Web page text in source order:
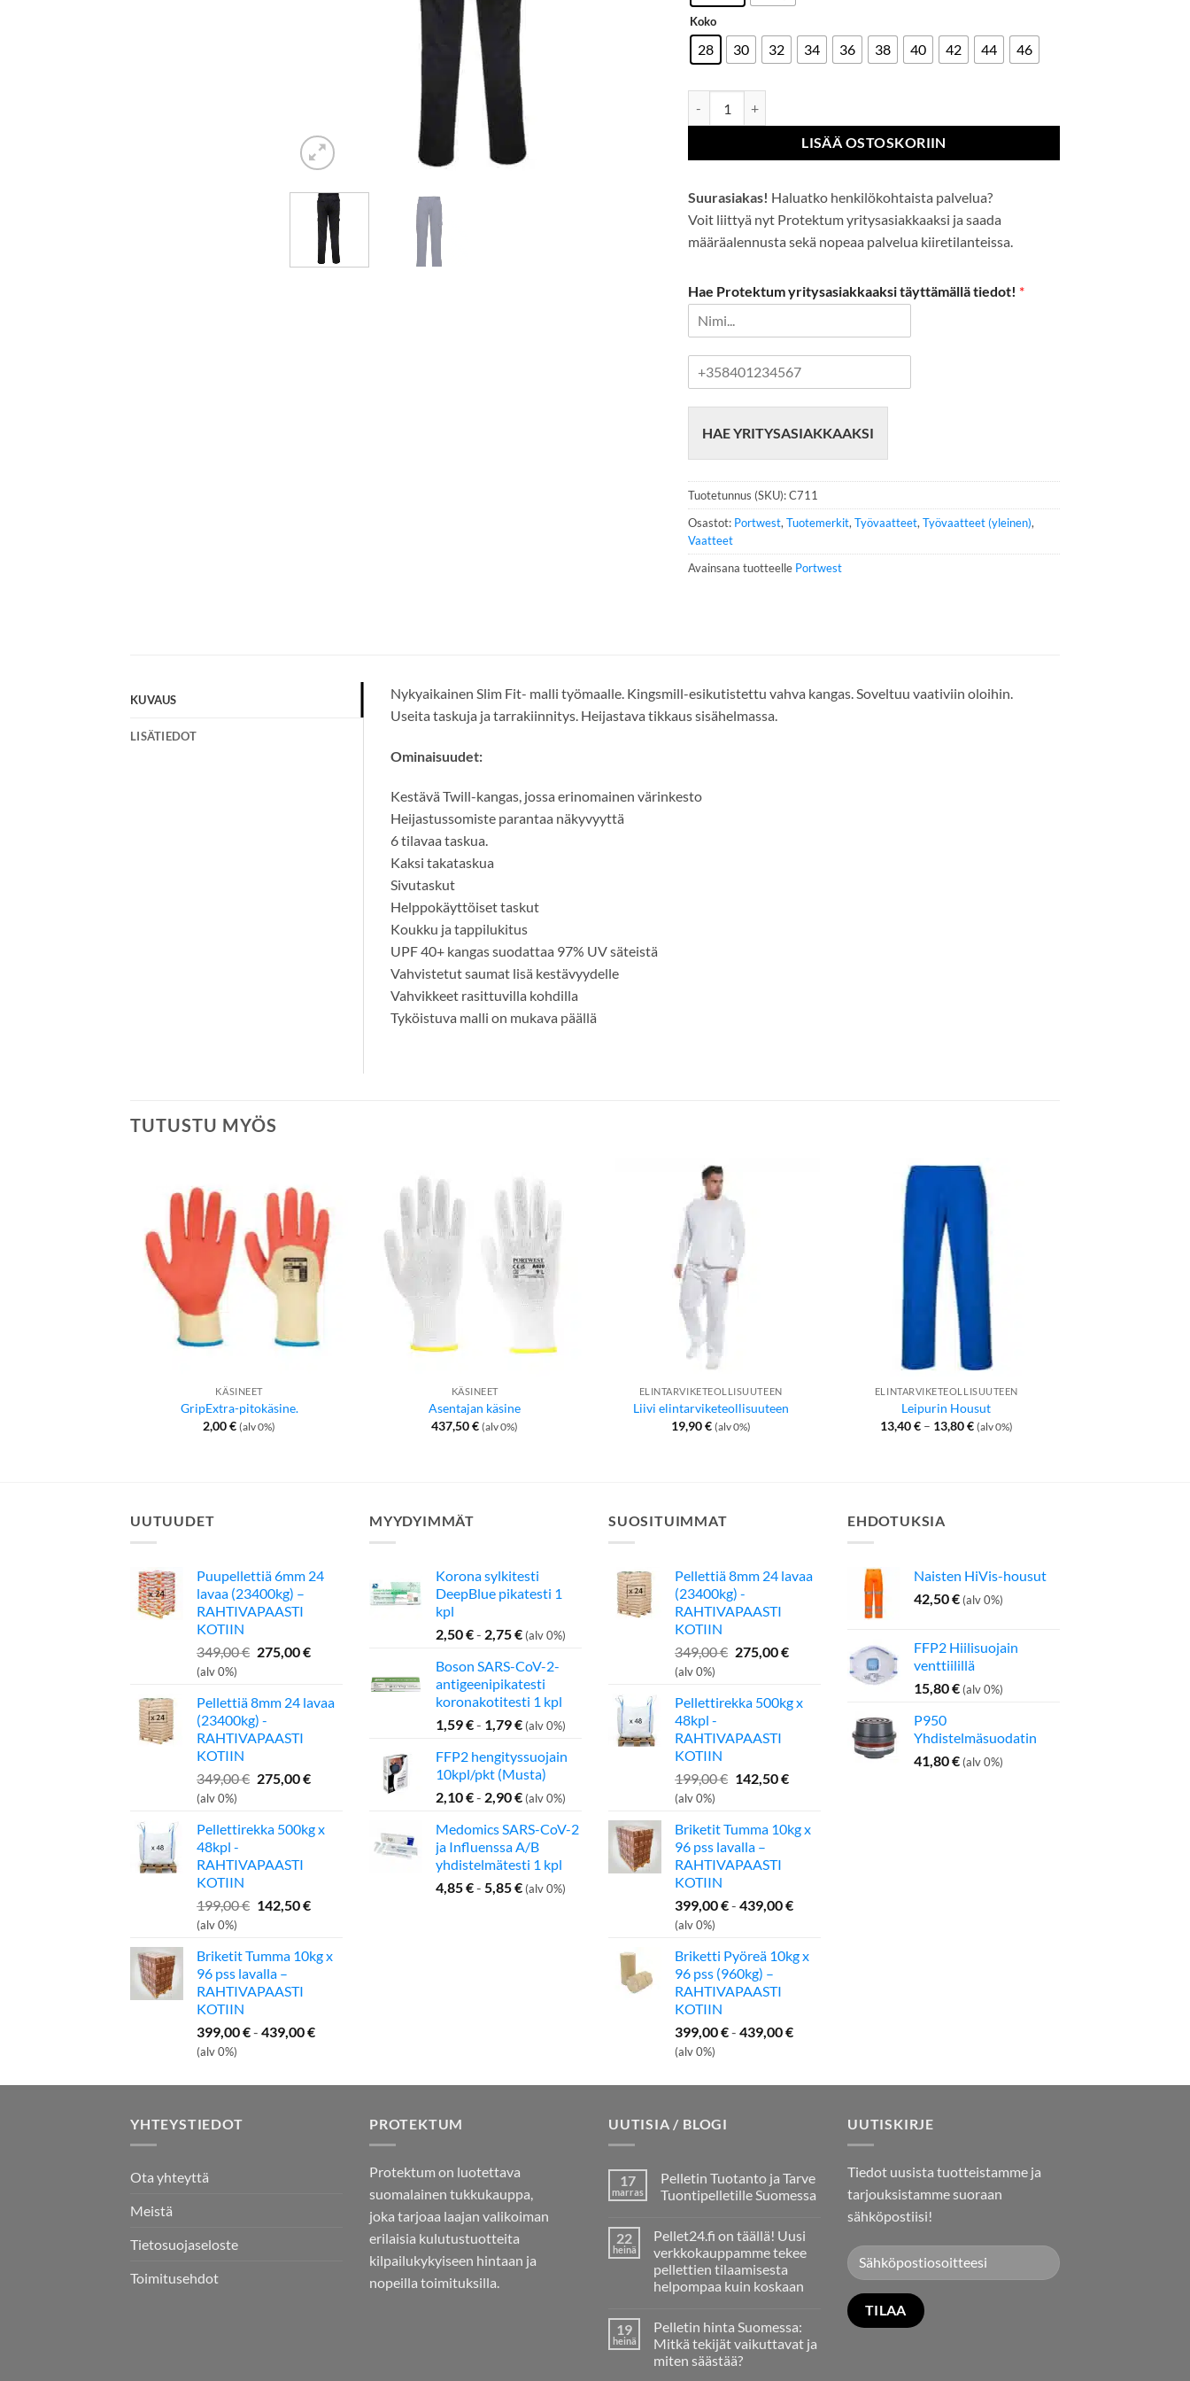
Koko
28 30 32 34 36 38 40 42 44 46
LISÄÄ OSTOSKORIIN
Suurasiakas! Haluatko henkilökohtaista palvelua?
Voit liittyä nyt Protektum yritysasiakkaaksi ja saada
määräalennusta sekä nopeaa palvelua kiiretilanteissa.
Hae Protektum yritysasiakkaaksi täyttämällä tiedot! *
n
u
m
e
r
o
HAE YRITYSASIAKKAAKSI
Tuotetunnus (SKU):C711
Osastot: Portwest, Tuotemerkit, Työvaatteet, Työvaatteet (yleinen),
Vaatteet
Avainsana tuotteelle Portwest
KUVAUS
LISÄTIEDOT
Nykyaikainen Slim Fit- malli työmaalle. Kingsmill-esikutistettu vahva kangas. Soveltuu vaativiin oloihin.
Useita taskuja ja tarrakiinnitys. Heijastava tikkaus sisähelmassa.
Ominaisuudet:
Kestävä Twill-kangas, jossa erinomainen värinkesto
Heijastussomiste parantaa näkyvyyttä
6 tilavaa taskua.
Kaksi takataskua
Sivutaskut
Helppokäyttöiset taskut
Koukku ja tappilukitus
UPF 40+ kangas suodattaa 97% UV säteistä
Vahvistetut saumat lisä kestävyydelle
Vahvikkeet rasittuvilla kohdilla
Tyköistuva malli on mukava päällä
TUTUSTU MYÖS
KÄSINEET
GripExtra-pitokäsine.
2,00€ (alv 0%)
KÄSINEET
Asentajan käsine
437,50€ (alv 0%)
ELINTARVIKETEOLLISUUTEEN
Liivi elintarviketeollisuuteen
19,90€ (alv 0%)
ELINTARVIKETEOLLISUUTEEN
Leipurin Housut
13,40€ – 13,80€Hintaluokka:
13,40 €
(alv 0%)
UUTUUDET
Puupellettiä 6mm 24
lavaa (23400kg) –
RAHTIVAPAASTI
KOTIIN
349,00€ Alkuperäinen
349,00 €.
275,00€Nykyinen
275,00 €.
(alv 0%)
Pellettiä 8mm 24 lavaa
(23400kg) -
RAHTIVAPAASTI
KOTIIN
349,00€ Alkuperäinen
349,00 €.
275,00€Nykyinen
275,00 €.
(alv 0%)
Pellettirekka 500kg x
48kpl -
RAHTIVAPAASTI
KOTIIN
199,00€ Alkuperäinen
199,00 €.
142,50€Nykyinen
142,50 €.
(alv 0%)
Briketit Tumma 10kg x
96 pss lavalla –
RAHTIVAPAASTI
KOTIIN
399,00€- 439,00€
(alv 0%)
MYYDYIMMÄT
Korona sylkitesti
DeepBlue pikatesti 1
kpl
2,50€- 2,75€ (alv 0%)
Boson SARS-CoV-2-
antigeenipikatesti
koronakotitesti 1 kpl
1,59€- 1,79€ (alv 0%)
FFP2 hengityssuojain
10kpl/pkt (Musta)
2,10€- 2,90€ (alv 0%)
Medomics SARS-CoV-2
ja Influenssa A/B
yhdistelmätesti 1 kpl
4,85€- 5,85€ (alv 0%)
SUOSITUIMMAT
Pellettiä 8mm 24 lavaa
(23400kg) -
RAHTIVAPAASTI
KOTIIN
349,00€ Alkuperäinen
349,00 €.
275,00€Nykyinen
275,00 €.
(alv 0%)
Pellettirekka 500kg x
48kpl -
RAHTIVAPAASTI
KOTIIN
199,00€ Alkuperäinen
199,00 €.
142,50€Nykyinen
142,50 €.
(alv 0%)
Briketit Tumma 10kg x
96 pss lavalla –
RAHTIVAPAASTI
KOTIIN
399,00€- 439,00€
(alv 0%)
Briketti Pyöreä 10kg x
96 pss (960kg) –
RAHTIVAPAASTI
KOTIIN
399,00€- 439,00€
(alv 0%)
EHDOTUKSIA
Naisten HiVis-housut
42,50€ (alv 0%)
FFP2 Hiilisuojain
venttiilillä
15,80€ (alv 0%)
P950
Yhdistelmäsuodatin
41,80€ (alv 0%)
YHTEYSTIEDOT
Ota yhteyttä
Meistä
Tietosuojaseloste
Toimitusehdot
PROTEKTUM
Protektum on luotettava
suomalainen tukkukauppa,
joka tarjoaa laajan valikoiman
erilaisia kulutustuotteita
kilpailukykyiseen hintaan ja
nopeilla toimituksilla.
UUTISIA / BLOGI
17
marras
Pelletin Tuotanto ja Tarve
Tuontipelletille Suomessa
artikkeliin
Pelletin
Tuotanto
ja
Tarve
Tuontipelletille
22
heinä
Pellet24.fi on täällä! Uusi
verkkokauppamme tekee
pellettien tilaamisesta
helpompaa kuin koskaan
artikkeliin
Pellet24.fi
on
täällä!
19
heinä
Pelletin hinta Suomessa:
Mitkä tekijät vaikuttavat ja
miten säästää?
UUTISKIRJE
Tiedot uusista tuotteistamme ja
tarjouksistamme suoraan
sähköpostiisi!